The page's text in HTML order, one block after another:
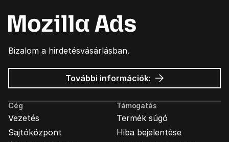
Bizalom a hirdetésvásárlásban.
További információk: Mozilla
hirdetések
Cég
Vezetés
Sajtóközpont
Támogatás
Termék súgó
Hiba bejelentése